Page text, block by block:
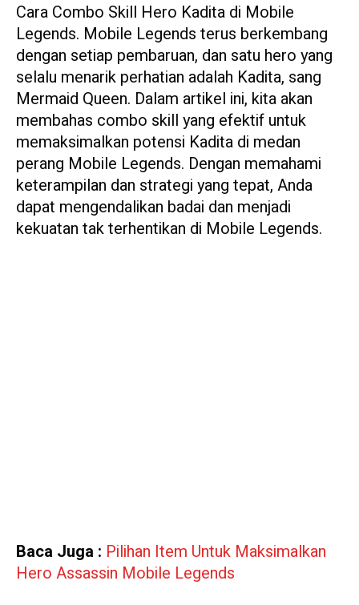
Cara Combo Skill Hero Kadita di Mobile
Legends. Mobile Legends terus berkembang
dengan setiap pembaruan, dan satu hero yang
selalu menarik perhatian adalah Kadita, sang
Mermaid Queen. Dalam artikel ini, kita akan
membahas combo skill yang efektif untuk
memaksimalkan potensi Kadita di medan
perang Mobile Legends. Dengan memahami
keterampilan dan strategi yang tepat, Anda
dapat mengendalikan badai dan menjadi
kekuatan tak terhentikan di Mobile Legends.
Baca Juga : Pilihan Item Untuk Maksimalkan
Hero Assassin Mobile Legends